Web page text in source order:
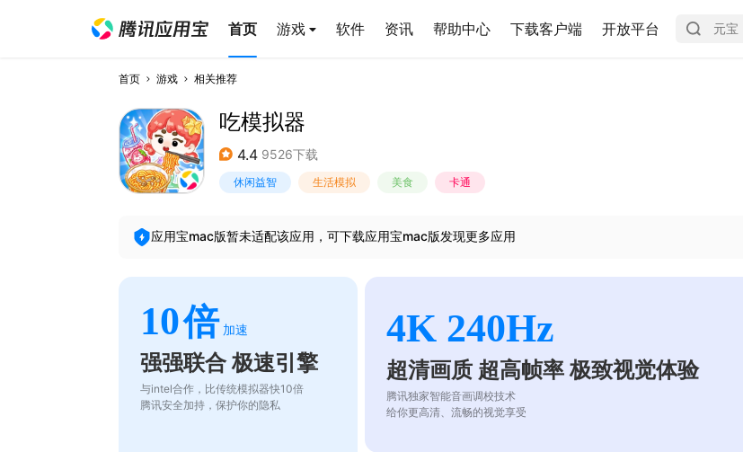
首页 游戏 软件 资讯 帮助中心 下载客户端 开放平台
首页 游戏 相关推荐
吃模拟器
4.4 9526下载
休闲益智 生活模拟 美食 卡通
应用宝mac版暂未适配该应用，可下载应用宝mac版发现更多应用
10倍 加速
强强联合 极速引擎
与intel合作，比传统模拟器快10倍
腾讯安全加持，保护你的隐私
4K 240Hz
超清画质 超高帧率 极致视觉体验
腾讯独家智能音画调校技术
给你更高清、流畅的视觉享受